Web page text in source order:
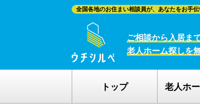
全国各地のお住まい相談員が、あなたをお手伝
ご相談から入居ま
老人ホーム探しを
トップ 老人ホ